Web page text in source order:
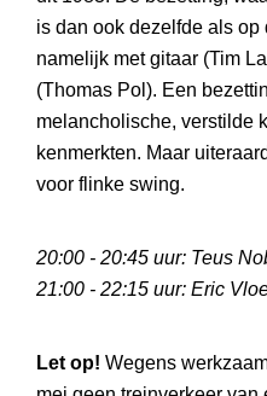
is dan ook dezelfde als op
namelijk met gitaar (Tim
(Thomas Pol). Een
melancholische, verstilde
kenmerkten. Maar
voor flinke swing.
20:00 - 20:45 uur: Teus
21:00 - 22:15 uur: Eric
Let op! Wegens